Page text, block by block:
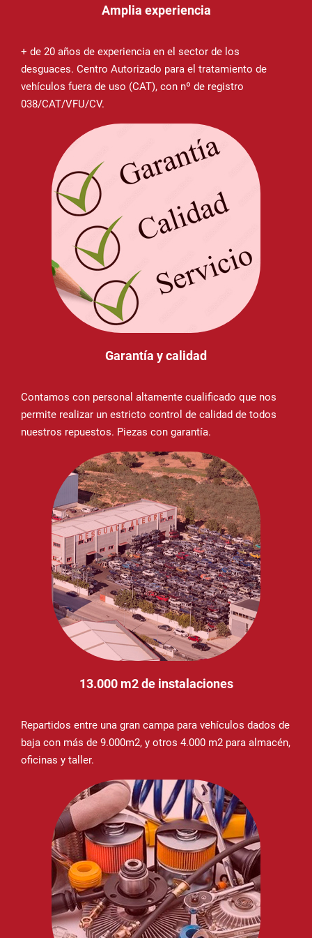
Amplia experiencia
+ de 20 años de experiencia en el sector de los
desguaces. Centro Autorizado para el tratamiento de
vehículos fuera de uso (CAT), con nº de registro
038/CAT/VFU/CV.
Garantía y calidad
Contamos con personal altamente cualificado que nos
permite realizar un estricto control de calidad de todos
nuestros repuestos. Piezas con garantía.
13.000 m2 de instalaciones
Repartidos entre una gran campa para vehículos dados de
baja con más de 9.000m2, y otros 4.000 m2 para almacén,
oficinas y taller.